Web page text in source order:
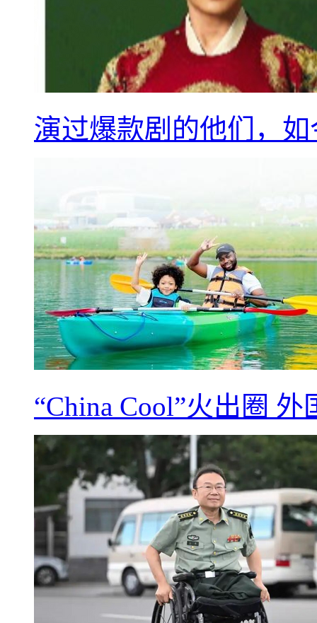
演过爆款剧的他们，
“China Cool”火出圈